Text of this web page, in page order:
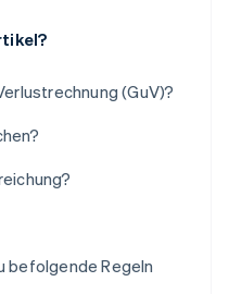
(GuV)?
befolgende Regeln